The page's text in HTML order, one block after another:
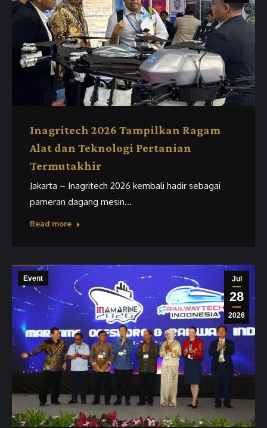
Inagritech 2026 Tampilkan Ragam
Alat dan Teknologi Pertanian
Termutakhir
Jakarta – Inagritech 2026 kembali hadir sebagai
pameran dagang mesin…
Read more
Jul
28
2026
Event